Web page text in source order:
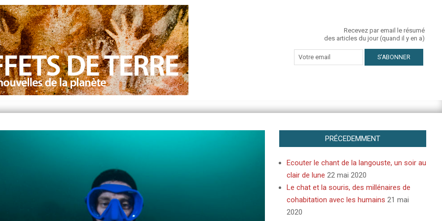
Recevez par email le résumé
des articles du jour (quand il y en a)
PRÉCEDEMMENT
Ecouter le chant de la langouste, un soir au
clair de lune 22 mai 2020
Le chat et la souris, des millénaires de
cohabitation avec les humains 21 mai
2020